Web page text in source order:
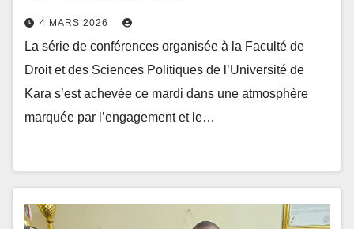
La série de conférences organisée à la Faculté de
Droit et des Sciences Politiques de l’Université de
Kara s’est achevée ce mardi dans une atmosphère
marquée par l’engagement et le…